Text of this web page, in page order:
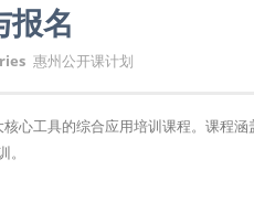
报名
惠州公开课计划
心工具的综合应用培训课程。课程涵